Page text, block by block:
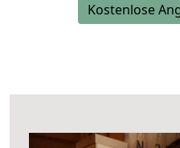
Kostenlose